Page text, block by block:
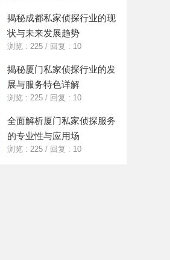
揭秘成都私家侦探行业的现
状与未来发展趋势
浏览 : 225 / 回复 : 10
揭秘厦门私家侦探行业的发
展与服务特色详解
浏览 : 225 / 回复 : 10
全面解析厦门私家侦探服务
的专业性与应用场
浏览 : 225 / 回复 : 10